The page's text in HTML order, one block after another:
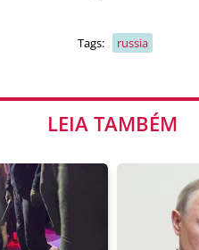
Tags: russia
LEIA TAMBÉM